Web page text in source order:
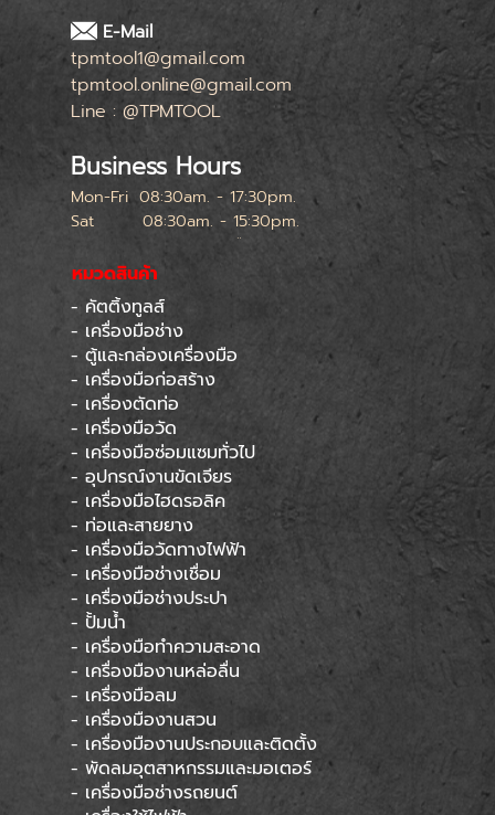
E-Mail
tpmtool1@gmail.com
tpmtool.online@gmail.com
Line : @TPMTOOL
Business Hours
Mon-Fri 08:30am. - 17:30pm.
Sat
08:30am. - 15:30pm.
หยุดทุกเสาร์สุดท้ายของเดือน
หมวดสินค้า
- คัตติ้งทูลส์
- เครื่องมือช่าง
- ตู้และกล่องเครื่องมือ
- เครื่องมือก่อสร้าง
- เครื่องตัดท่อ
- เครื่องมือวัด
- เครื่องมือซ่อมแซมทั่วไป
- อุปกรณ์งานขัดเจียร
- เครื่องมือไฮดรอลิค
- ท่อและสายยาง
- เครื่องมือวัดทางไฟฟ้า
- เครื่องมือช่างเชื่อม
- เครื่องมือช่างประปา
- ปั้มน้ำ
- เครื่องมือทำความสะอาด
- เครื่องมืองานหล่อลื่น
- เครื่องมือลม
- เครื่องมืองานสวน
- เครื่องมืองานประกอบและติดตั้ง
- พัดลมอุตสาหกรรมและมอเตอร์
- เครื่องมือช่างรถยนต์